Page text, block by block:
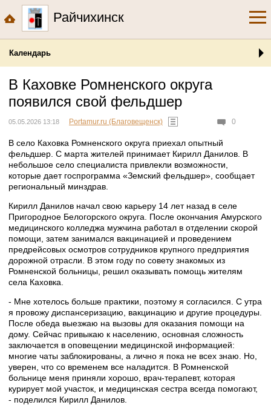
Райчихинск
Календарь
В Каховке Ромненского округа
появился свой фельдшер
0
05.05.2026 13:18 Portamur.ru (Благовещенск)
В село Каховка Ромненского округа приехал опытный
фельдшер. С марта жителей принимает Кирилл Данилов. В
небольшое село специалиста привлекли возможности,
которые дает госпрограмма «Земский фельдшер», сообщает
региональный минздрав.
Кирилл Данилов начал свою карьеру 14 лет назад в селе
Пригородное Белогорского округа. После окончания Амурского
медицинского колледжа мужчина работал в отделении скорой
помощи, затем занимался вакцинацией и проведением
предрейсовых осмотров сотрудников крупного предприятия
дорожной отрасли. В этом году по совету знакомых из
Ромненской больницы, решил оказывать помощь жителям
села Каховка.
- Мне хотелось больше практики, поэтому я согласился. С утра
я провожу диспансеризацию, вакцинацию и другие процедуры.
После обеда выезжаю на вызовы для оказания помощи на
дому. Сейчас привыкаю к населению, основная сложность
заключается в оповещении медицинской информацией:
многие чаты заблокированы, а лично я пока не всех знаю. Но,
уверен, что со временем все наладится. В Ромненской
больнице меня приняли хорошо, врач-терапевт, которая
курирует мой участок, и медицинская сестра всегда помогают,
- поделился Кирилл Данилов.